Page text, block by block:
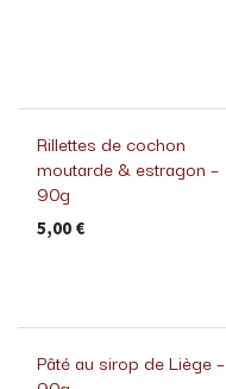
Rillettes de cochon
moutarde & estragon –
90g
5,00 €
Pâté au sirop de Liège –